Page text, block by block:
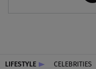
LIFESTYLE CELEBRITIES